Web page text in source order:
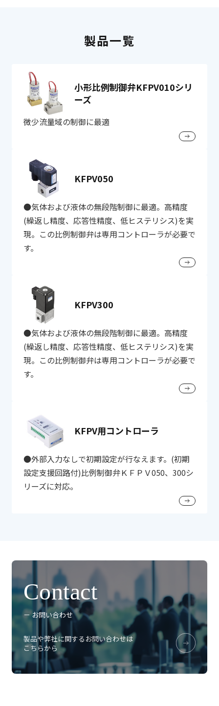
製品一覧
小形比例制御弁KFPV010シリ
ーズ
微少流量域の制御に最適
KFPV050
●気体および液体の無段階制御に最適。高精度
(繰返し精度、応答性精度、低ヒステリシス)を実
現。この比例制御弁は専用コントローラが必要で
す。
KFPV300
●気体および液体の無段階制御に最適。高精度
(繰返し精度、応答性精度、低ヒステリシス)を実
現。この比例制御弁は専用コントローラが必要で
す。
KFPV用コントローラ
●外部入力なしで初期設定が行なえます。(初期
設定支援回路付)比例制御弁ＫＦＰＶ050、300シ
リーズに対応。
Contact
－ お問い合わせ
製品や弊社に関するお問い合わせは
こちらから